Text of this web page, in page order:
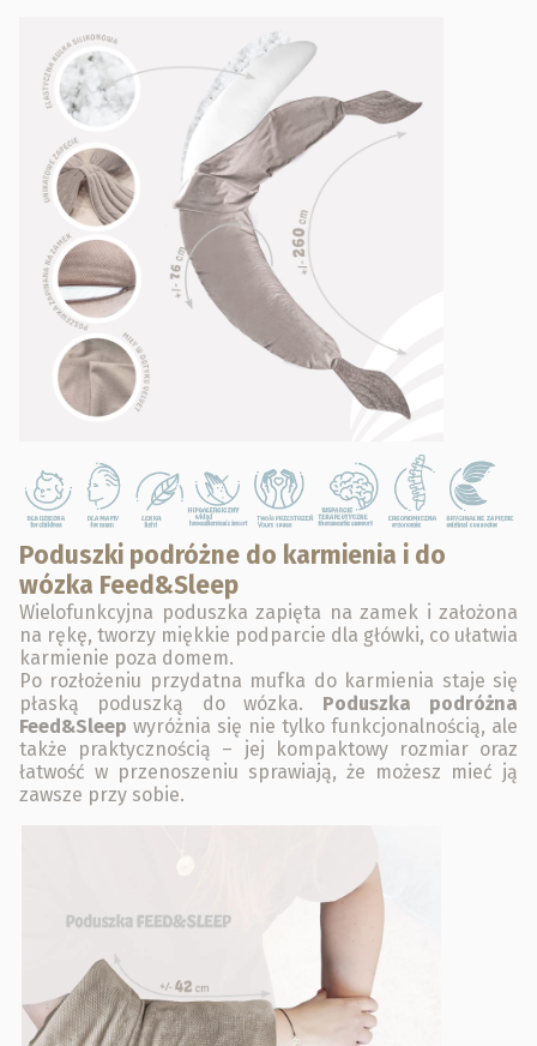
Poduszki podróżne do karmienia i do
wózka Feed&Sleep
Wielofunkcyjna poduszka zapięta na zamek i założona
na rękę, tworzy miękkie podparcie dla główki, co ułatwia
karmienie poza domem.
Po rozłożeniu przydatna mufka do karmienia staje się
płaską poduszką do wózka. Poduszka podróżna
Feed&Sleep wyróżnia się nie tylko funkcjonalnością, ale
także praktycznością – jej kompaktowy rozmiar oraz
łatwość w przenoszeniu sprawiają, że możesz mieć ją
zawsze przy sobie.